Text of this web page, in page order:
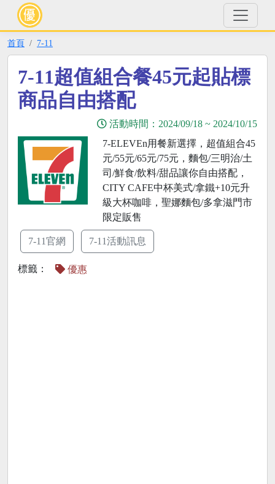
首頁 7-11
7-11超值組合餐45元起貼標
商品自由搭配
活動時間： 2024/09/18 ~ 2024/10/15
7-ELEVEn用餐新選擇，超值組合45
元/55元/65元/75元，麵包/三明治/土
司/鮮食/飲料/甜品讓你自由搭配，
CITY CAFE中杯美式/拿鐵+10元升
級大杯咖啡，聖娜麵包/多拿滋門市
限定販售
7-11官網 7-11活動訊息
標籤： 優惠